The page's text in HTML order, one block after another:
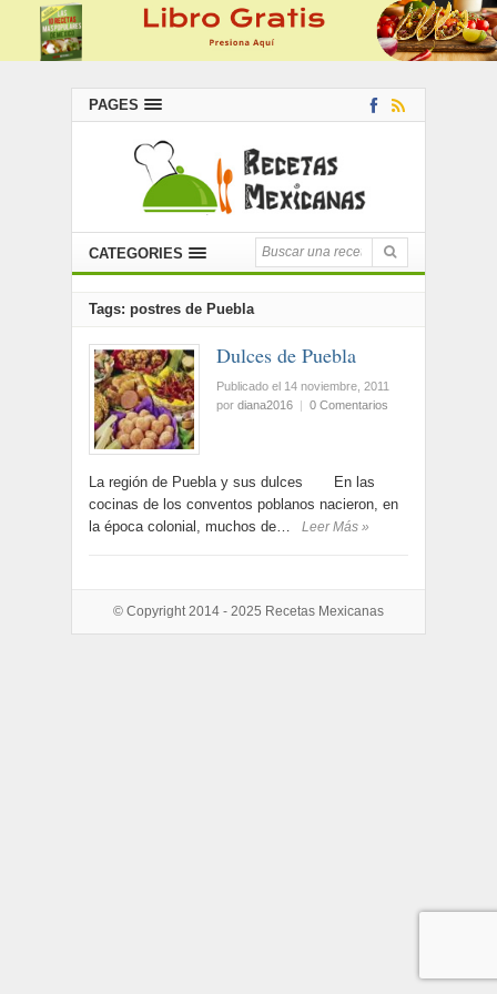
PAGES
CATEGORIES
Tags: postres de Puebla
Dulces de Puebla
Publicado el 14 noviembre, 2011
por diana2016 | 0 Comentarios
La región de Puebla y sus dulces En las
cocinas de los conventos poblanos nacieron, en
la época colonial, muchos de…
Leer Más »
© Copyright 2014 - 2025 Recetas Mexicanas